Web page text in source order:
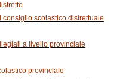
consiglio scolastico distrettuale
a livello provinciale
provinciale